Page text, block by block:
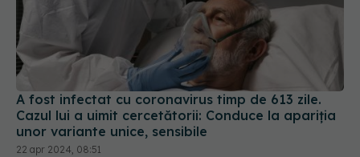
A fost infectat cu coronavirus timp de 613 zile.
Cazul lui a uimit cercetătorii: Conduce la apariția
unor variante unice, sensibile
22 apr 2024, 08:51